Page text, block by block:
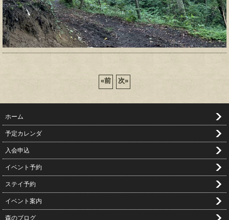
«前 次»
ホーム
予定カレンダ
入会申込
イベント予約
ステイ予約
イベント案内
森のブログ